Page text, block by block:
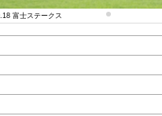
富士ステークス